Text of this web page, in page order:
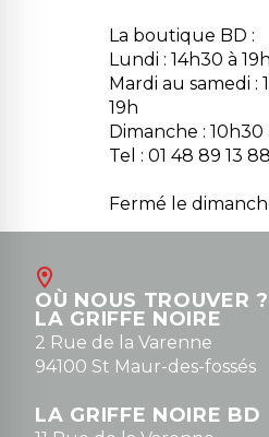
La boutique BD :
Lundi : 14h30 à 19h
Mardi au samedi :
19h
Dimanche : 10h30
Tel : 01 48 89 13 88
Fermé le
Août
contact@la-griffe-
0148836747
OÙ NOUS TROUVER ?
LA GRIFFE NOIRE
2 Rue de la Varenne
94100 St Maur-des-fossés
LA GRIFFE NOIRE BD